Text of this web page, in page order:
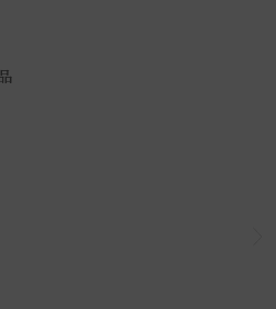
ましたら、お気軽にお問い合
的な時間帯指定をしての出荷は